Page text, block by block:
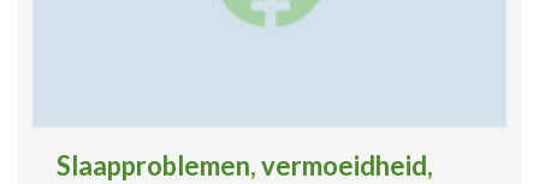
Slaapproblemen, vermoeidheid,